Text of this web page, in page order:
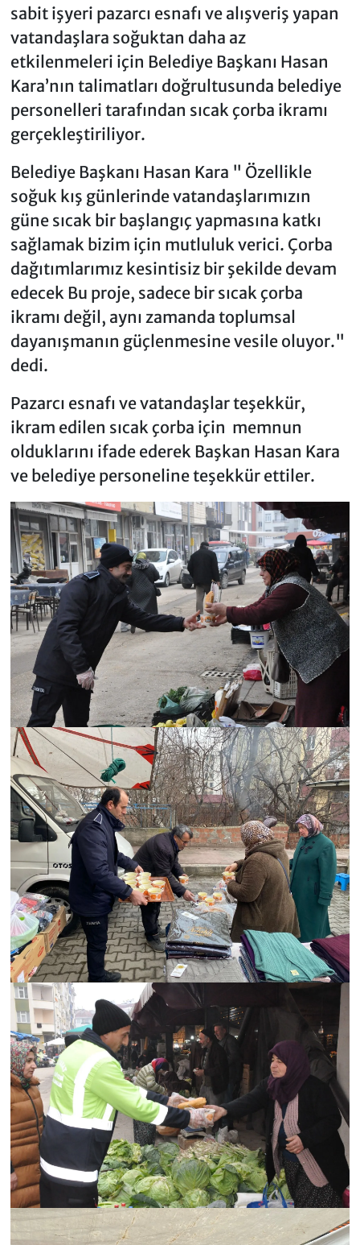
sabit işyeri pazarcı esnafı ve alışveriş yapan
vatandaşlara soğuktan daha az
etkilenmeleri için Belediye Başkanı Hasan
Kara’nın talimatları doğrultusunda belediye
personelleri tarafından sıcak çorba ikramı
gerçekleştiriliyor.
Belediye Başkanı Hasan Kara " Özellikle
soğuk kış günlerinde vatandaşlarımızın
güne sıcak bir başlangıç yapmasına katkı
sağlamak bizim için mutluluk verici. Çorba
dağıtımlarımız kesintisiz bir şekilde devam
edecek Bu proje, sadece bir sıcak çorba
ikramı değil, aynı zamanda toplumsal
dayanışmanın güçlenmesine vesile oluyor."
dedi.
Pazarcı esnafı ve vatandaşlar teşekkür,
ikram edilen sıcak çorba için memnun
olduklarını ifade ederek Başkan Hasan Kara
ve belediye personeline teşekkür ettiler.